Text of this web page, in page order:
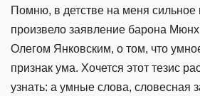
Помню, в детстве на меня сильное
произвело заявление барона
Олегом Янковским, о том, что
признак ума. Хочется этот тезис
узнать: а умные слова, словесная